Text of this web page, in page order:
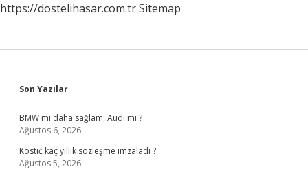
https://dostelihasar.com.trSitemap
Sidebar
Son Yazılar
BMW mi daha sağlam, Audi mi ?
Ağustos 6, 2026
Kostić kaç yıllık sözleşme imzaladı ?
Ağustos 5, 2026